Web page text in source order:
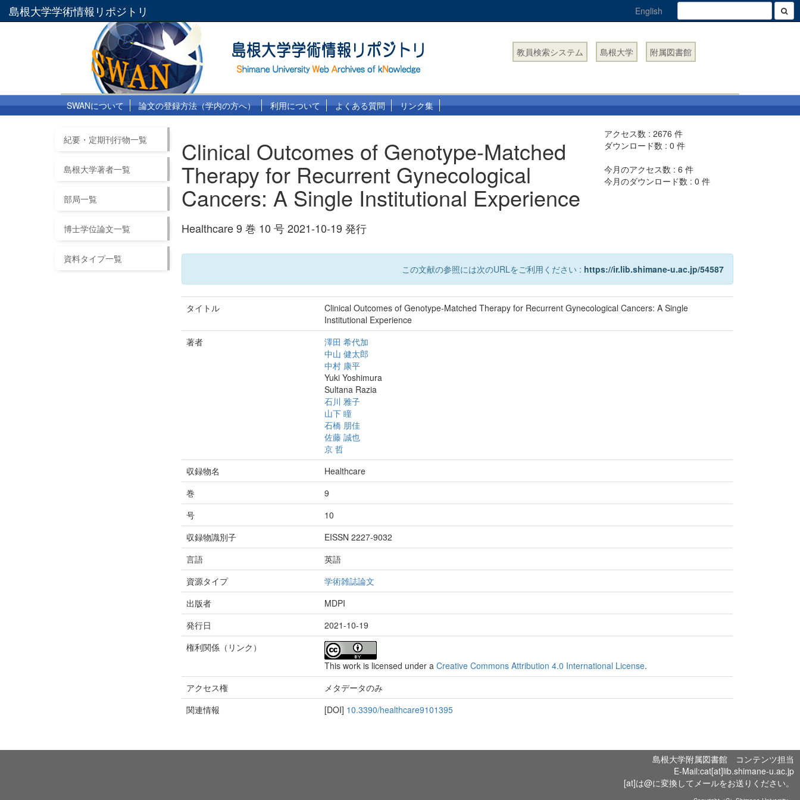
島根大学学術情報リポジトリ English
教員検索システム 島根大学 附属図書館
SWANについて 論文の登録方法（学内の方へ） 利用について よくある質問 リンク集
紀要・定期刊行物一覧
島根大学著者一覧
部局一覧
博士学位論文一覧
資料タイプ一覧
Clinical Outcomes of Genotype-Matched
Therapy for Recurrent Gynecological
Cancers: A Single Institutional Experience
Healthcare 9 巻 10 号 2021-10-19 発行
アクセス数 :2676 件
ダウンロード数 :0 件
今月のアクセス数 :6 件
今月のダウンロード数 :0 件
この文献の参照には次のURLをご利用ください : https://ir.lib.shimane-u.ac.jp/54587
タイトル
Clinical Outcomes of Genotype-Matched Therapy for Recurrent Gynecological Cancers: A Single
Institutional Experience
著者
澤田 希代加
中山 健太郎
中村 康平
Yuki Yoshimura
Sultana Razia
石川 雅子
山下 瞳
石橋 朋佳
佐藤 誠也
京 哲
収録物名
Healthcare
巻
9
号
10
収録物識別子
EISSN 2227-9032
言語
英語
資源タイプ
学術雑誌論文
出版者
MDPI
発行日
2021-10-19
権利関係（リンク）
This work is licensed under aCreative Commons Attribution 4.0 International License.
アクセス権
メタデータのみ
関連情報
[DOI] 10.3390/healthcare9101395
島根大学附属図書館 コンテンツ担当
E-Mail:cat[at]lib.shimane-u.ac.jp
[at]は@に変換してメールをお送りください。